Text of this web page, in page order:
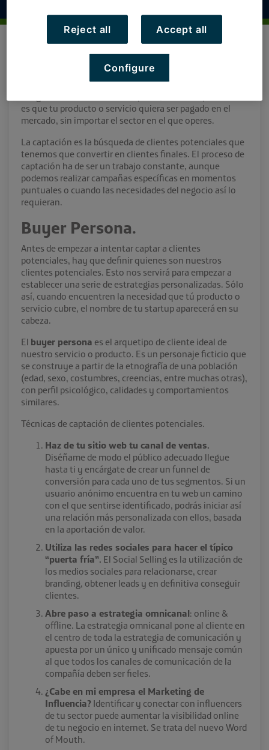
es que tu producto o servicio quiera ser pagado en el
mercado, sin importar el sector en el que operes.
La captación es la búsqueda de clientes potenciales que
tenemos que convertir en clientes finales. El proceso de
captación ha de ser un trabajo constante, aunque
podemos realizar campañas específicas en momentos
puntuales o cuando las necesidades del negocio así lo
requieran.
Buyer Persona.
Antes de empezar a intentar captar a clientes
potenciales, hay que definir quienes son nuestros
clientes potenciales. Esto nos servirá para empezar a
establecer una serie de estrategias personalizadas. Sólo
así, cuando encuentren la necesidad que tú producto o
servicio cubre, el nombre de tu startup aparecerá en su
cabeza.
El buyer persona es el arquetipo de cliente ideal de
nuestro servicio o producto. Es un personaje ficticio que
se construye a partir de la etnografía de una población
(edad, sexo, costumbres, creencias, entre muchas otras),
con perfil psicológico, calidades y comportamientos
similares.
Técnicas de captación de clientes potenciales.
Haz de tu sitio web tu canal de ventas.
Diséñame de modo el público adecuado llegue
hasta ti y encárgate de crear un funnel de
conversión para cada uno de tus segmentos. Si un
usuario anónimo encuentra en tu web un camino
con el que sentirse identificado, podrás iniciar así
una relación más personalizada con ellos, basada
en la aportación de valor.
Utiliza las redes sociales para hacer el típico
“puerta fría”. El Social Selling es la utilización de
los medios sociales para relacionarse, crear
branding, obtener leads y en definitiva conseguir
clientes.
Abre paso a estrategia omnicanal: online &
offline. La estrategia omnicanal pone al cliente en
el centro de toda la estrategia de comunicación y
apuesta por un único y unificado mensaje común
al que todos los canales de comunicación de la
compañía deben ser fieles.
¿Cabe en mi empresa el Marketing de
Influencia? Identificar y conectar con influencers
de tu sector puede aumentar la visibilidad online
de tu negocio en internet. Se trata del nuevo Word
of Mouth.
Reject all Accept all
Configure